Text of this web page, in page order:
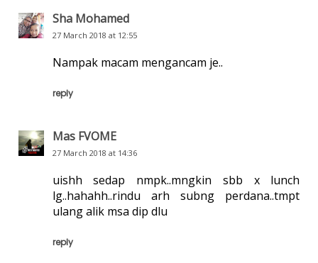
Sha Mohamed
27 March 2018 at 12:55
Nampak macam mengancam je..
reply
Mas FVOME
27 March 2018 at 14:36
uishh sedap nmpk..mngkin sbb x lunch
lg..hahahh..rindu arh subng perdana..tmpt
ulang alik msa dip dlu
reply